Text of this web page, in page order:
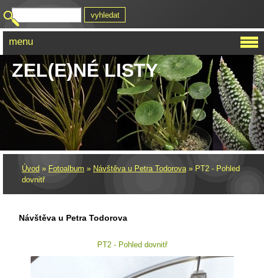
ZEL(E)NÉ LISTY
Úvod » Fotoalbum » Návštěva u Petra Todorova» PT2 - Pohled
dovnitř
Návštěva u Petra Todorova
PT2 - Pohled dovnitř
menu